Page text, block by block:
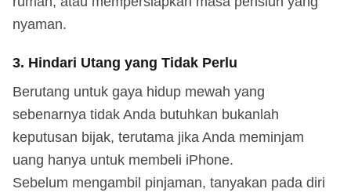
nyaman.
3. Hindari Utang yang Tidak Perlu
Berutang untuk gaya hidup mewah yang
sebenarnya tidak Anda butuhkan bukanlah
keputusan bijak, terutama jika Anda meminjam
uang hanya untuk membeli iPhone.
Sebelum mengambil pinjaman, tanyakan pada diri